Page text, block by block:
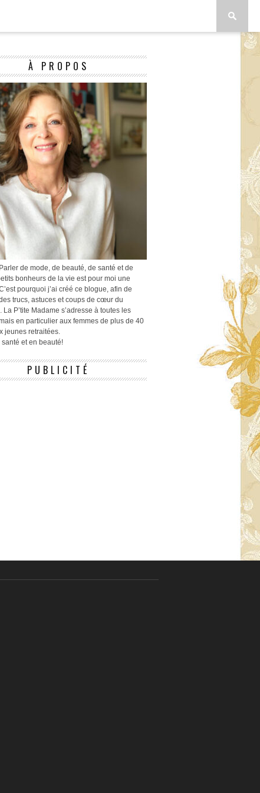
À PROPOS
de mode, de beauté, de santé et de
bonheurs de la vie est pour moi une
pourquoi j’ai créé ce blogue, afin de
trucs, astuces et coups de cœur du
La P’tite Madame s’adresse à toutes les
en particulier aux femmes de plus de 40
jeunes retraitées.
et en beauté!
PUBLICITÉ